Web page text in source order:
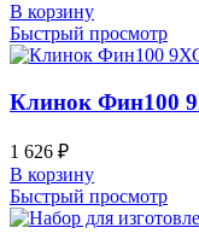
В корзину
Быстрый просмотр
Клинок Фин100
1 626 ₽
В корзину
Быстрый просмотр